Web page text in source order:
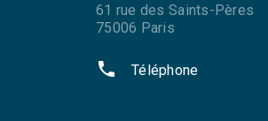
61 rue des Saints-Pères
75006 Paris
phone Téléphone